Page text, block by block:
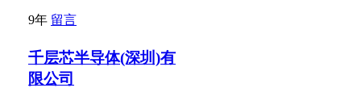
9年 留言
千层芯半导体(深圳)有
限公司